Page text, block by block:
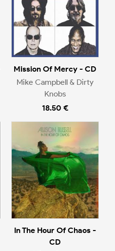
Mission Of Mercy - CD
Mike Campbell & Dirty
Knobs
18.50 €
In The Hour Of Chaos -
CD